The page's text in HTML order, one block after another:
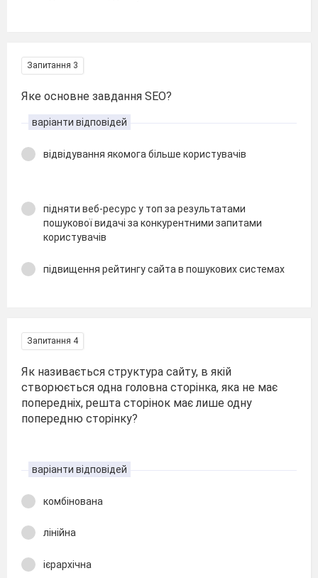
Запитання 3
Яке основне завдання SEO?
варіанти відповідей
відвідування якомога більше користувачів
підняти веб-ресурс у топ за результатами
пошукової видачі за конкурентними запитами
користувачів
підвищення рейтингу сайта в пошукових системах
Запитання 4
Як називається структура сайту, в якій
створюється одна головна сторінка, яка не має
попередніх, решта сторінок має лише одну
попередню сторінку?
варіанти відповідей
комбінована
лінійна
ієрархічна